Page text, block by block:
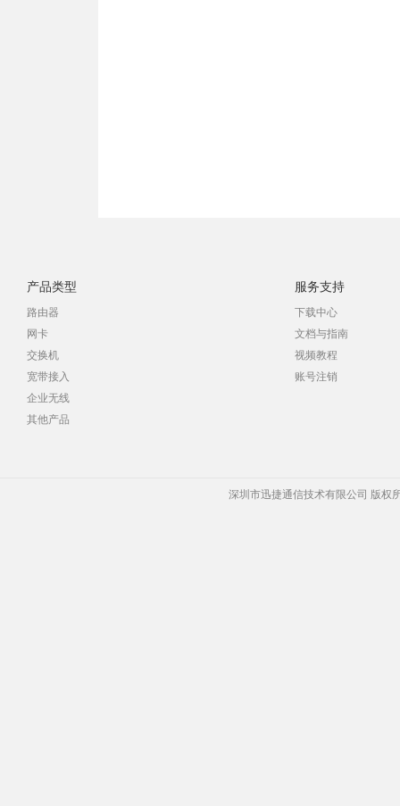
产品类型
路由器
网卡
交换机
宽带接入
企业无线
其他产品
服务支持
下载中心
文档与指南
视频教程
账号注销
深圳市迅捷通信技术有限公司 版权